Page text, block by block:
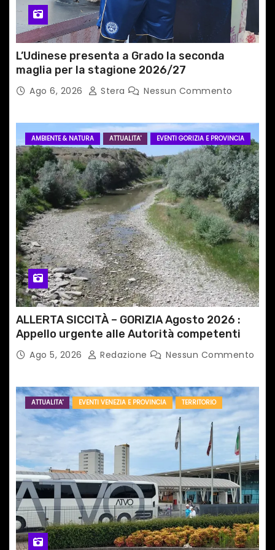
l
i
L’Udinese presenta a Grado la seconda
maglia per la stagione 2026/27
Ago 6, 2026 Stera Nessun Commento
AMBIENTE & NATURA ATTUALITA' EVENTI GORIZIA E PROVINCIA
ALLERTA SICCITÀ – GORIZIA Agosto 2026 :
Appello urgente alle Autorità competenti
Ago 5, 2026 Redazione Nessun Commento
ATTUALITA' EVENTI VENEZIA E PROVINCIA TERRITORIO